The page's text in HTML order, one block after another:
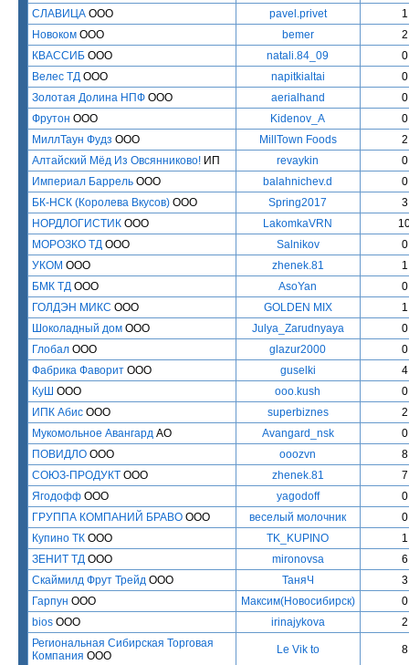
СЛАВИЦА ООО pavel.privet
1
Новоком ООО bemer
2
КВАССИБ ООО natali.84_09
0
Велес ТД ООО napitkialtai
0
Золотая Долина НПФ ООО aerialhand
0
Фрутон ООО Kidenov_A
0
МиллТаун Фудз ООО MillTown Foods
2
Алтайский Мёд Из Овсянниково! ИП revaykin
0
Империал Баррель ООО balahnichev.d
0
БК-НСК (Королева Вкусов) ООО Spring2017
3
НОРДЛОГИСТИК ООО LakomkaVRN
МОРОЗКО ТД ООО Salnikov
0
УКОМ ООО zhenek.81
1
БМК ТД ООО AsoYan
0
ГОЛДЭН МИКС ООО GOLDEN MIX
1
Шоколадный дом ООО Julya_Zarudnyaya
0
Глобал ООО glazur2000
0
Фабрика Фаворит ООО guselki
4
КуШ ООО ooo.kush
0
ИПК Абис ООО superbiznes
2
Мукомольное Авангард АО Avangard_nsk
0
ПОВИДЛО ООО ooozvn
8
СОЮЗ-ПРОДУКТ ООО zhenek.81
7
Ягодофф ООО yagodoff
0
ГРУППА КОМПАНИЙ БРАВО ООО веселый молочник
0
Купино ТК ООО TK_KUPINO
1
ЗЕНИТ ТД ООО mironovsa
6
Скаймилд Фрут Трейд ООО ТаняЧ
3
Гарпун ООО Максим(Новосибирск)
0
bios ООО irinajykova
2
Региональная Сибирская Торговая
Компания ООО Le Vik to 8